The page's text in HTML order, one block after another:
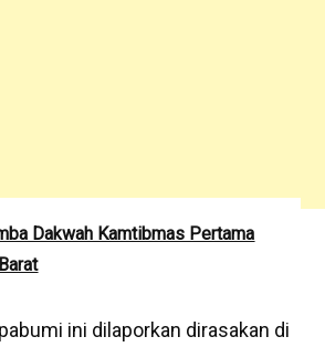
Dakwah Kamtibmas Pertama
ini dilaporkan dirasakan di